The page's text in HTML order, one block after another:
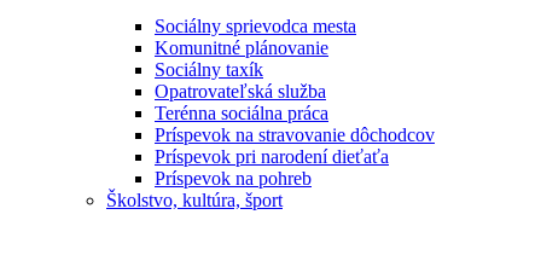
Sociálny sprievodca mesta
Komunitné plánovanie
Sociálny taxík
Opatrovateľská služba
Terénna sociálna práca
Príspevok na stravovanie dôchodcov
Príspevok pri narodení dieťaťa
Príspevok na pohreb
Školstvo, kultúra, šport